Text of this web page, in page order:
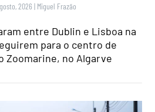
2026 | Miguel Frazão
entre Dublin e Lisboa na
para o centro de
Zoomarine, no Algarve